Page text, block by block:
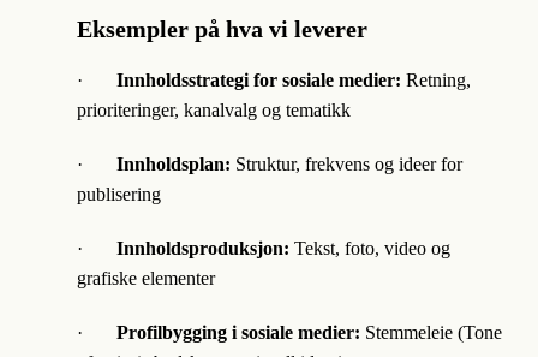
Eksempler på hva vi leverer
· Innholdsstrategi for sosiale medier: Retning,
prioriteringer, kanalvalg og tematikk
· Innholdsplan: Struktur, frekvens og ideer for
publisering
· Innholdsproduksjon: Tekst, foto, video og
grafiske elementer
· Profilbygging i sosiale medier: Stemmeleie (Tone